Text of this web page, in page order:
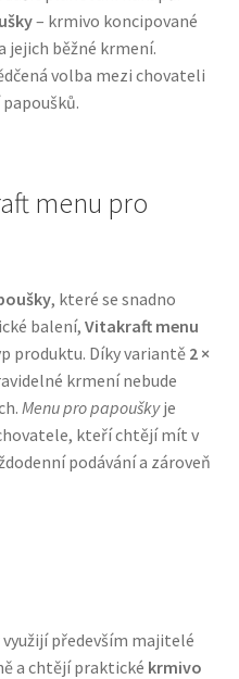
holistic krmivo
– krmivo koncipované
jejich běžné krmení.
volba mezi chovateli
menu pro
, které se snadno
balení,Vitakraft menu
produktu. Díky variantě 2 ×
krmení nebude
Menu pro papouškyje
kteří chtějí mít v
podávání a zároveň
využijí především majitelé
a chtějí praktické krmivo